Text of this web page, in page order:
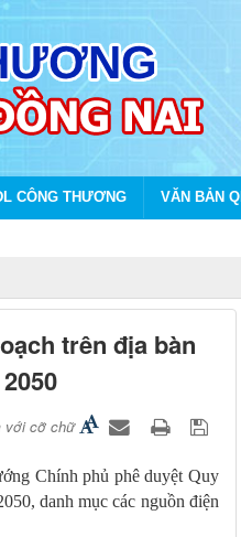
CÔNG THƯƠNG VĂN BẢN
trên địa bàn
với cỡ chữ
Chính phủ phê duyệt Quy
danh mục các nguồn điện